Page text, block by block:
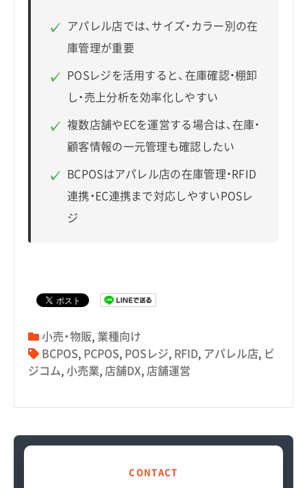
✓
アパレル店では、サイズ・カラー別の在
庫管理が重要
✓
POSレジを活用すると、在庫確認・棚卸
し・売上分析を効率化しやすい
✓
複数店舗やECを運営する場合は、在庫・
顧客情報の一元管理も確認したい
✓
BCPOSはアパレル店の在庫管理・RFID
連携・EC連携まで対応しやすいPOSレ
ジ
小売・物販
業種向け
BCPOS
PCPOS POSレジ RFID アパレル店
ビ
ジコム
小売業 店舗DX 店舗運営
CONTACT